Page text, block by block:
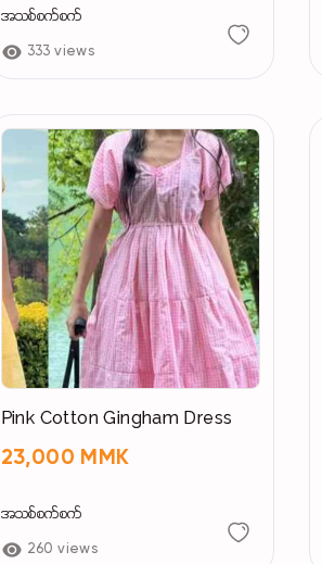
အသစ်စက်စက်
333 views
Pink Cotton Gingham Dress
23,000 MMK
အသစ်စက်စက်
260 views